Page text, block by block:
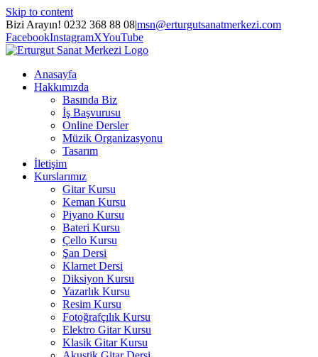
Skip to content
Bizi Arayın! 0232 368 88 08|msn@erturgutsanatmerkezi.com
FacebookInstagramXYouTube
Anasayfa
Hakkımızda
Basında Biz
İş Başvurusu
Online Dersler
Müzik Organizasyonu
Tasarım
İletişim
Kurslarımız
Gitar Kursu
Keman Kursu
Piyano Kursu
Bateri Kursu
Çello Kursu
Şan Dersi
Klarnet Dersi
Diksiyon Kursu
Yazarlık Kursu
Resim Kursu
Fotoğrafçılık Kursu
Elektro Gitar Kursu
Klasik Gitar Kursu